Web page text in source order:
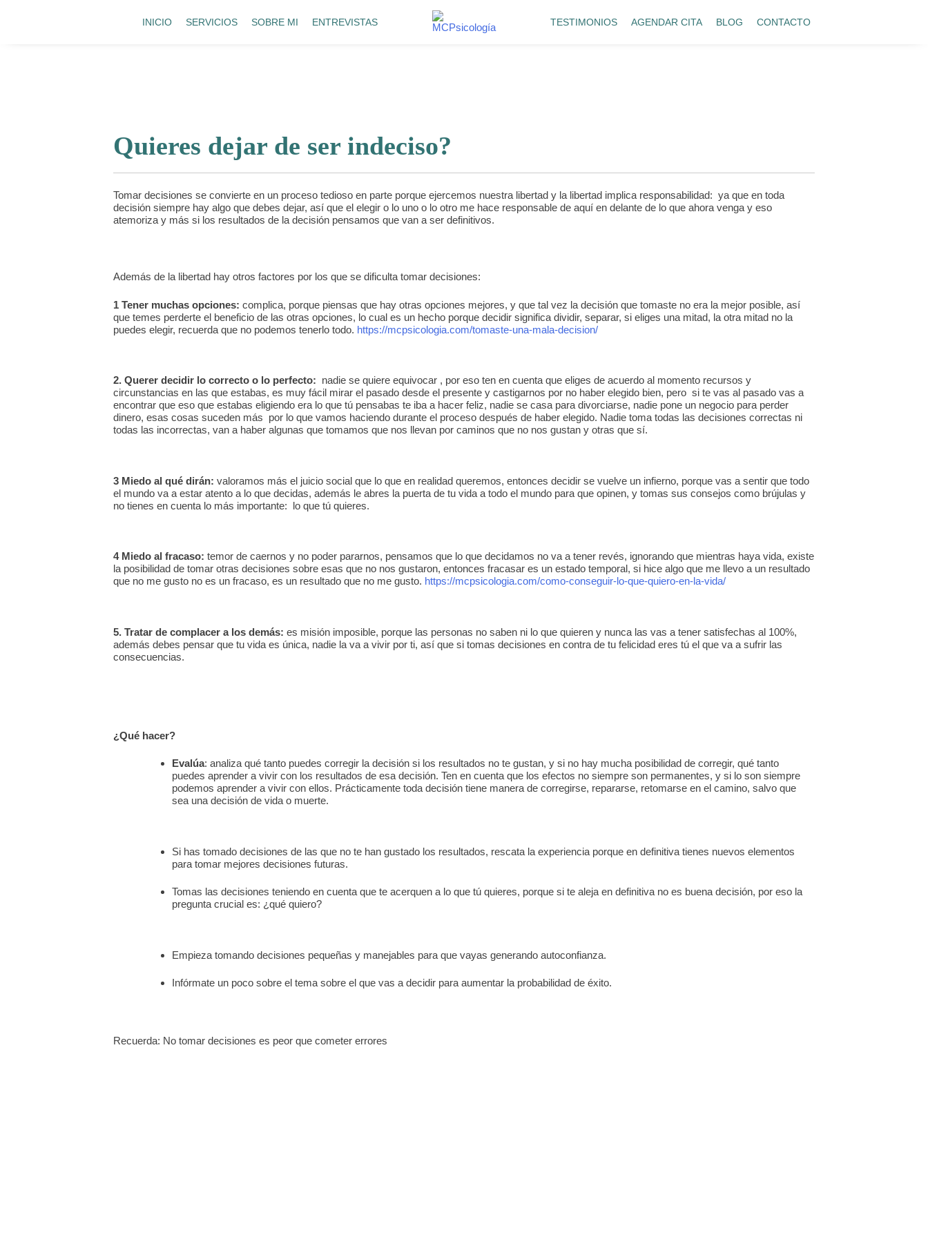
INICIO SERVICIOS SOBRE MI ENTREVISTAS TESTIMONIOS AGENDAR CITA BLOG CONTACTO
Quieres dejar de ser indeciso?
Tomar decisiones se convierte en un proceso tedioso en parte porque ejercemos nuestra libertad y la libertad implica responsabilidad: ya que en toda
decisión siempre hay algo que debes dejar, así que el elegir o lo uno o lo otro me hace responsable de aquí en delante de lo que ahora venga y eso
atemoriza y más si los resultados de la decisión pensamos que van a ser definitivos.
Además de la libertad hay otros factores por los que se dificulta tomar decisiones:
1 Tener muchas opciones: complica, porque piensas que hay otras opciones mejores, y que tal vez la decisión que tomaste no era la mejor posible, así
que temes perderte el beneficio de las otras opciones, lo cual es un hecho porque decidir significa dividir, separar, si eliges una mitad, la otra mitad no la
puedes elegir, recuerda que no podemos tenerlo todo. https://mcpsicologia.com/tomaste-una-mala-decision/
2. Querer decidir lo correcto o lo perfecto: nadie se quiere equivocar , por eso ten en cuenta que eliges de acuerdo al momento recursos y
circunstancias en las que estabas, es muy fácil mirar el pasado desde el presente y castigarnos por no haber elegido bien, pero si te vas al pasado vas a
encontrar que eso que estabas eligiendo era lo que tú pensabas te iba a hacer feliz, nadie se casa para divorciarse, nadie pone un negocio para perder
dinero, esas cosas suceden más por lo que vamos haciendo durante el proceso después de haber elegido. Nadie toma todas las decisiones correctas ni
todas las incorrectas, van a haber algunas que tomamos que nos llevan por caminos que no nos gustan y otras que sí.
3 Miedo al qué dirán: valoramos más el juicio social que lo que en realidad queremos, entonces decidir se vuelve un infierno, porque vas a sentir que todo
el mundo va a estar atento a lo que decidas, además le abres la puerta de tu vida a todo el mundo para que opinen, y tomas sus consejos como brújulas y
no tienes en cuenta lo más importante: lo que tú quieres.
4 Miedo al fracaso: temor de caernos y no poder pararnos, pensamos que lo que decidamos no va a tener revés, ignorando que mientras haya vida, existe
la posibilidad de tomar otras decisiones sobre esas que no nos gustaron, entonces fracasar es un estado temporal, si hice algo que me llevo a un resultado
que no me gusto no es un fracaso, es un resultado que no me gusto. https://mcpsicologia.com/como-conseguir-lo-que-quiero-en-la-vida/
5. Tratar de complacer a los demás: es misión imposible, porque las personas no saben ni lo que quieren y nunca las vas a tener satisfechas al 100%,
además debes pensar que tu vida es única, nadie la va a vivir por ti, así que si tomas decisiones en contra de tu felicidad eres tú el que va a sufrir las
consecuencias.
¿Qué hacer?
Evalúa: analiza qué tanto puedes corregir la decisión si los resultados no te gustan, y si no hay mucha posibilidad de corregir, qué tanto
puedes aprender a vivir con los resultados de esa decisión. Ten en cuenta que los efectos no siempre son permanentes, y si lo son siempre
podemos aprender a vivir con ellos. Prácticamente toda decisión tiene manera de corregirse, repararse, retomarse en el camino, salvo que
sea una decisión de vida o muerte.
Si has tomado decisiones de las que no te han gustado los resultados, rescata la experiencia porque en definitiva tienes nuevos elementos
para tomar mejores decisiones futuras.
Tomas las decisiones teniendo en cuenta que te acerquen a lo que tú quieres, porque si te aleja en definitiva no es buena decisión, por eso la
pregunta crucial es: ¿qué quiero?
Empieza tomando decisiones pequeñas y manejables para que vayas generando autoconfianza.
Infórmate un poco sobre el tema sobre el que vas a decidir para aumentar la probabilidad de éxito.
Recuerda: No tomar decisiones es peor que cometer errores